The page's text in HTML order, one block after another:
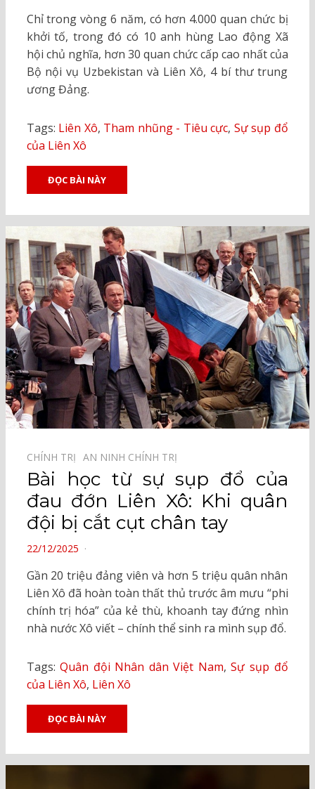
Chỉ trong vòng 6 năm, có hơn 4.000 quan chức bị
khởi tố, trong đó có 10 anh hùng Lao động Xã
hội chủ nghĩa, hơn 30 quan chức cấp cao nhất của
Bộ nội vụ Uzbekistan và Liên Xô, 4 bí thư trung
ương Đảng.
Tags: Liên Xô, Tham nhũng - Tiêu cực, Sự sụp đổ
của Liên Xô
ĐỌC BÀI NÀY
CHÍNH TRỊ⠀ AN NINH CHÍNH TRỊ⠀
Bài học từ sự sụp đổ của
đau đớn Liên Xô: Khi quân
đội bị cắt cụt chân tay
POSTED
22/12/2025
Gần 20 triệu đảng viên và hơn 5 triệu quân nhân
Liên Xô đã hoàn toàn thất thủ trước âm mưu “phi
chính trị hóa” của kẻ thù, khoanh tay đứng nhìn
nhà nước Xô viết – chính thể sinh ra mình sụp đổ.
Tags:Quân đội Nhân dân Việt Nam,Sự sụp đổ
của Liên Xô, Liên Xô
ĐỌC BÀI NÀY